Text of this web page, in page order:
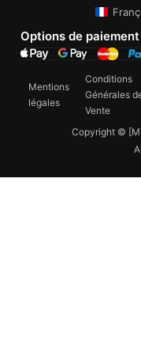
Options de paiement
Copyright ©
Mentions
légales
Conditions
Générales
Vente